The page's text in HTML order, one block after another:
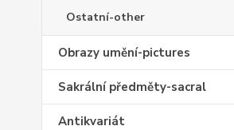
Ostatní-other
Obrazy umění-pictures
Sakrální předměty-sacral
Antikvariát